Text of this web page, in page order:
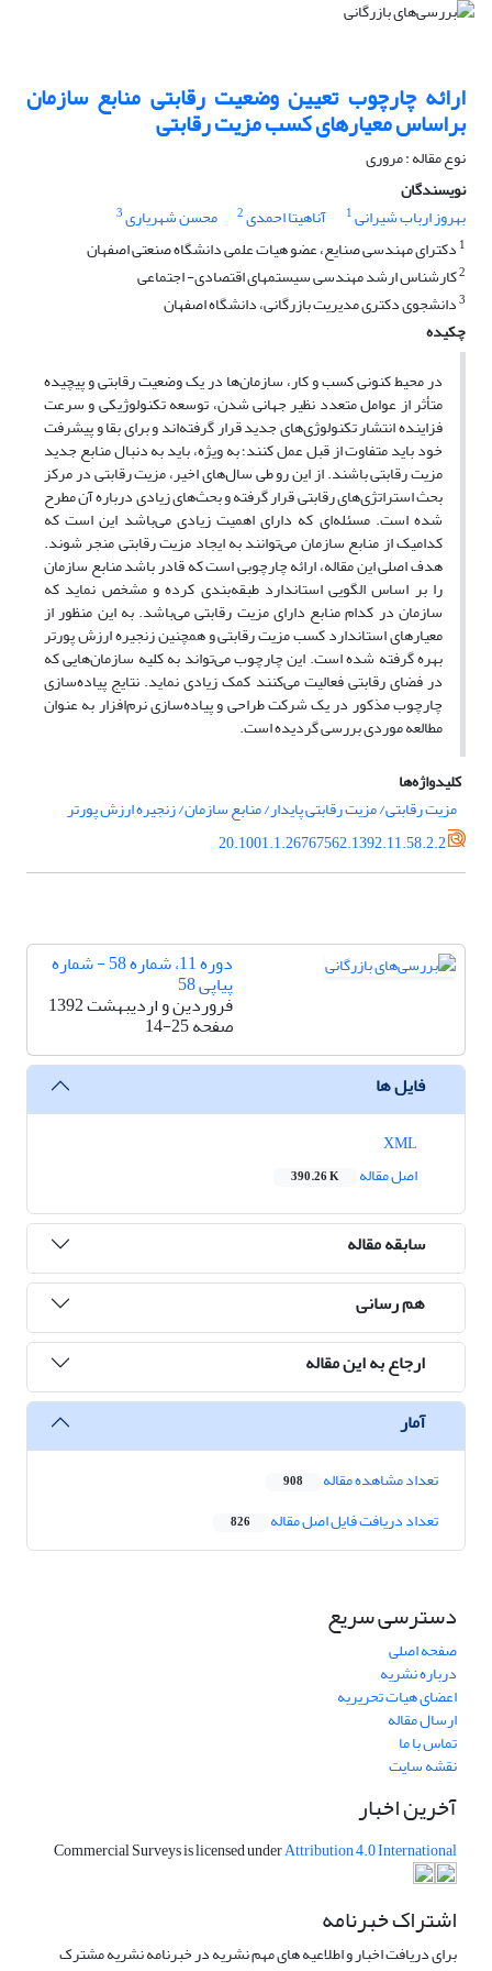
ارائه چارچوب تعیین وضعیت رقابتی منابع سازمان
براساس معیارهای کسب مزیت رقابتی
نوع مقاله : مروری
نویسندگان
بهروز ارباب شیرانی1 آناهیتا احمدی2 محسن شهریاری3
1 دکترای مهندسی صنایع، عضو هیات علمی دانشگاه صنعتی اصفهان
2کارشناس ارشد مهندسی سیستمهای اقتصادی- اجتماعی
3دانشجوی دکتری مدیریت بازرگانی، دانشگاه اصفهان
چکیده
در محیط کنونی کسب و کار، سازمان‌ها در یک وضعیت رقابتی و پیچیده
متأثر از عوامل متعدد نظیر جهانی شدن، توسعه تکنولوژیکی و سرعت
فزاینده انتشار تکنولوژی‌های جدید قرار گرفته‌اند و برای بقا و پیشرفت
خود باید متفاوت از قبل عمل کنند؛ به ویژه، باید به دنبال منابع جدید
مزیت رقابتی باشند. از این رو طی سال‌های اخیر، مزیت رقابتی در مرکز
بحث استراتژی‌های رقابتی قرار گرفته و بحث‌های زیادی درباره آن مطرح
شده است. مسئله‌ای که دارای اهمیت زیادی می‌باشد این است که
کدامیک از منابع سازمان می‌توانند به ایجاد مزیت رقابتی منجر شوند.
هدف اصلی این مقاله، ارائه چارچوبی است که قادر باشد منابع سازمان
را بر اساس الگویی استاندارد طبقه‌بندی کرده و مشخص نماید که
سازمان در کدام منابع دارای مزیت رقابتی می‌باشد. به این منظور از
معیارهای استاندارد کسب مزیت رقابتی و همچنین زنجیره ارزش پورتر
بهره گرفته شده است. این چارچوب می‌تواند به کلیه سازمان‌هایی که
در فضای رقابتی فعالیت می‌کنند کمک زیادی نماید. نتایج پیاده‌سازی
چارچوب مذکور در یک شرکت طراحی و پیاده‌سازی نرم‌افزار به عنوان
مطالعه موردی بررسی گردیده است.
کلیدواژه‌ها
مزیت رقابتی/ مزیت رقابتی پایدار/ منابع سازمان/ زنجیره ارزش پورتر
20.1001.1.26767562.1392.11.58.2.2
دوره 11، شماره 58 - شماره
پیاپی 58
فروردین و اردیبهشت 1392
صفحه14-25
فایل ها
اصل مقاله
390.26 K
سابقه مقاله
هم رسانی
ارجاع به این مقاله
آمار
تعداد مشاهده مقاله 908
تعداد دریافت فایل اصل مقاله 826
دسترسی سریع
صفحه اصلی
درباره نشریه
اعضای هیات تحریریه
ارسال مقاله
تماس با ما
نقشه سایت
آخرین اخبار
Commercial Surveys is licensed underAttribution 4.0 International
اشتراک خبرنامه
برای دریافت اخبار و اطلاعیه های مهم نشریه در خبرنامه نشریه مشترک